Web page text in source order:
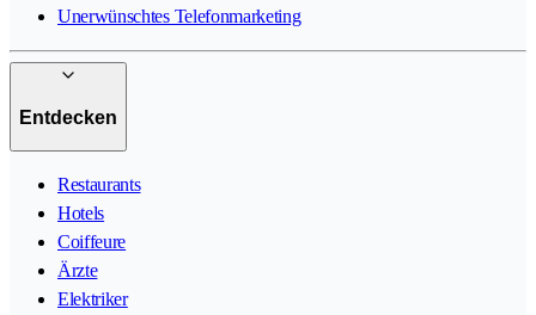
Unerwünschtes Telefonmarketing
Entdecken
Restaurants
Hotels
Coiffeure
Ärzte
Elektriker